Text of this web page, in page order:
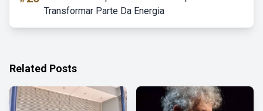
Transformar Parte Da Energia
Related Posts